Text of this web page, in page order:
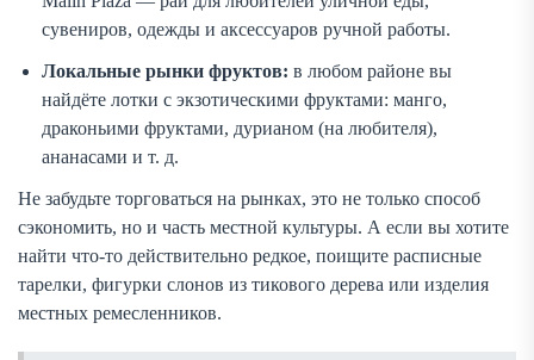
сувениров, одежды и аксессуаров ручной работы.
Локальные рынки фруктов: в любом районе вы
найдёте лотки с экзотическими фруктами: манго,
драконьими фруктами, дурианом (на любителя),
ананасами и т. д.
Не забудьте торговаться на рынках, это не только способ
сэкономить, но и часть местной культуры. А если вы хотите
найти что-то действительно редкое, поищите расписные
тарелки, фигурки слонов из тикового дерева или изделия
местных ремесленников.